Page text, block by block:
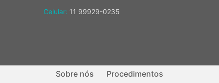
Celular: 11 99929-0235
Sobre nós Procedimentos